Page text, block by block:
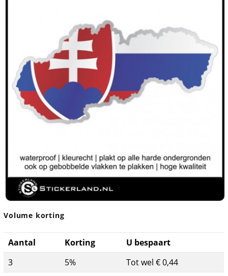
Volume korting
Aantal Korting
U bespaart
3
5%
Tot wel € 0,44